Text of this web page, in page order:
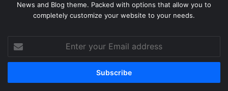
News and Blog theme. Packed with options that allow you to
completely customize your website to your needs.
Enter
your
Email